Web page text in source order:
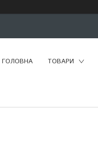
ГОЛОВНА ТОВАРИ